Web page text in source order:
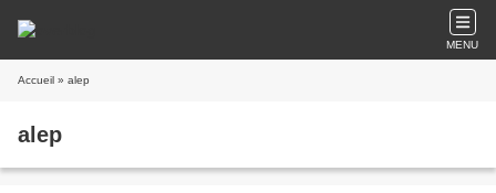
MENU
Accueil » alep
alep